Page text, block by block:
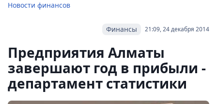
Новости финансов
21:09, 24 декабря 2014
Финансы
Предприятия Алматы
завершают год в прибыли -
департамент статистики